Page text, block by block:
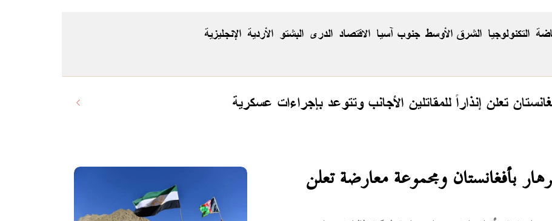
الاقتصاد جنوب آسيا الشرق الأوسط التكنولوجيا الإنجليزية الأردية البشتو الدری
تعلن إنذاراً للمقاتلين الأجانب وتتوعد بإجراءات عسكرية
بأفغانستان ومجموعة معارضة تعلن